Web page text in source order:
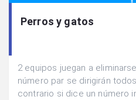
Perros y gatos
2 equipos juegan a
número par se dirigirán
contrario si dice un número